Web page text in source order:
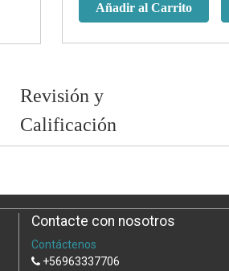
Añadir al Carrito
Revisión y
Calificación
Contacte con nosotros
Contáctenos
+56963337706